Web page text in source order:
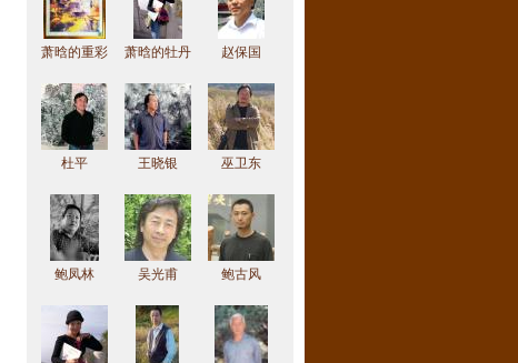
萧晗的重彩
萧晗的牡丹
赵保国
杜平 王晓银 巫卫东
鲍凤林 吴光甫 鲍古风